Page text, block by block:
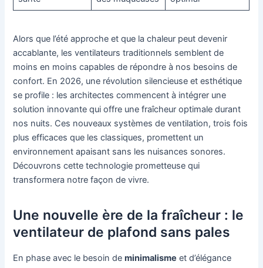
Alors que l’été approche et que la chaleur peut devenir
accablante, les ventilateurs traditionnels semblent de
moins en moins capables de répondre à nos besoins de
confort. En 2026, une révolution silencieuse et esthétique
se profile : les architectes commencent à intégrer une
solution innovante qui offre une fraîcheur optimale durant
nos nuits. Ces nouveaux systèmes de ventilation, trois fois
plus efficaces que les classiques, promettent un
environnement apaisant sans les nuisances sonores.
Découvrons cette technologie prometteuse qui
transformera notre façon de vivre.
Une nouvelle ère de la fraîcheur : le
ventilateur de plafond sans pales
En phase avec le besoin deminimalisme et d’élégance